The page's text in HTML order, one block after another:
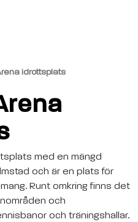
idrottsplats
med en mängd
och är en plats för
Runt omkring finns det
och
och träningshallar.